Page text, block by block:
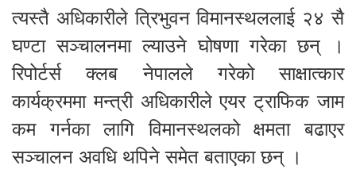
त्यस्तै अधिकारीले त्रिभुवन विमानस्थललाई २४ सै
घण्टा सञ्चालनमा ल्याउने घोषणा गरेका छन् ।
रिपोर्टर्स क्लब नेपालले गरेको साक्षात्कार
कार्यक्रममा मन्त्री अधिकारीले एयर ट्राफिक जाम
कम गर्नका लागि विमानस्थलको क्षमता बढाएर
सञ्चालन अवधि थपिने समेत बताएका छन् ।